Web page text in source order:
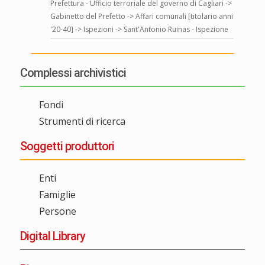
Prefettura - Ufficio terroriale del governo di Cagliari ->
Gabinetto del Prefetto -> Affari comunali [titolario anni
'20-40] -> Ispezioni -> Sant'Antonio Ruinas - Ispezione
Complessi archivistici
Fondi
Strumenti di ricerca
Soggetti produttori
Enti
Famiglie
Persone
Digital Library